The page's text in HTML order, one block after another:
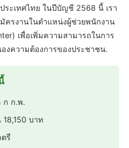
ะเทศไทย ในปีบัญชี 2568 นี้ เรา
ครงานในตำแหน่งผู้ช่วยพนักงาน
เพื่อเพิ่มความสามารถในการ
งความต้องการของประชาชน.
ก ก.พ.
18,150 บาท
รี